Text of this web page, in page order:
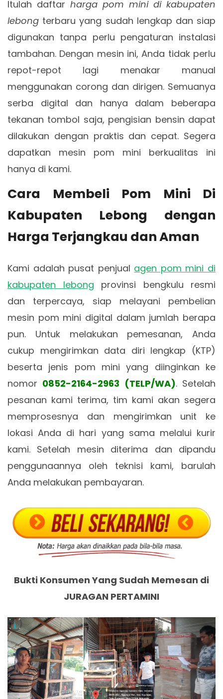
Itulah daftar harga pom mini di kabupaten
lebong terbaru yang sudah lengkap dan siap
digunakan tanpa perlu pengaturan instalasi
tambahan. Dengan mesin ini, Anda tidak perlu
repot-repot lagi menakar manual
menggunakan corong dan dirigen. Semuanya
serba digital dan hanya dalam beberapa
tekanan tombol saja, pengisian bensin dapat
dilakukan dengan praktis dan cepat. Segera
dapatkan mesin pom mini berkualitas ini
hanya di kami.
Cara Membeli Pom Mini Di
Kabupaten Lebong dengan
Harga Terjangkau dan Aman
Kami adalah pusat penjual agen pom mini di
kabupaten lebong provinsi bengkulu resmi
dan terpercaya, siap melayani pembelian
mesin pom mini digital dalam jumlah berapa
pun. Untuk melakukan pemesanan, Anda
cukup mengirimkan data diri lengkap (KTP)
beserta jenis pom mini yang diinginkan ke
nomor 0852-2164-2963 (TELP/WA). Setelah
pesanan kami terima, tim kami akan segera
memprosesnya dan mengirimkan unit ke
lokasi Anda di hari yang sama melalui kurir
kami. Setelah mesin diterima dan dipandu
penggunaannya oleh teknisi kami, barulah
Anda melakukan pembayaran.
Bukti Konsumen Yang Sudah Memesan di
JURAGAN PERTAMINI